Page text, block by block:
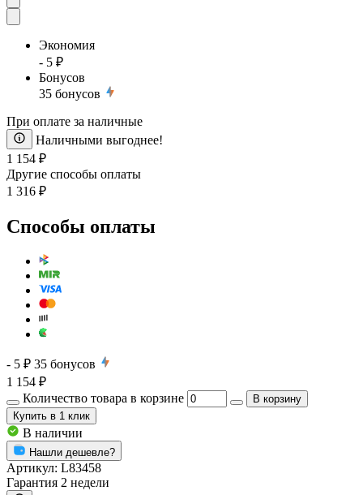
Экономия
- 5 ₽
Бонусов
35 бонусов
При оплате за наличные
Наличными выгоднее!
1 154 ₽
Другие способы оплаты
1 316 ₽
Способы оплаты
- 5 ₽ 35 бонусов
1 154 ₽
Количество товара в корзине
В корзину
Купить в 1 клик
В наличии
Нашли дешевле?
Артикул: L83458
Гарантия 2 недели